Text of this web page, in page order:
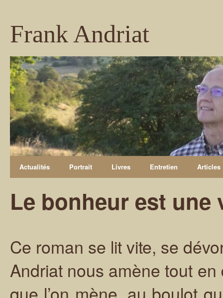
Frank Andriat
Actualités Portrait Livres Entretien Articles
Le bonheur est une
Ce roman se lit vite, se
Andriat nous amène tout